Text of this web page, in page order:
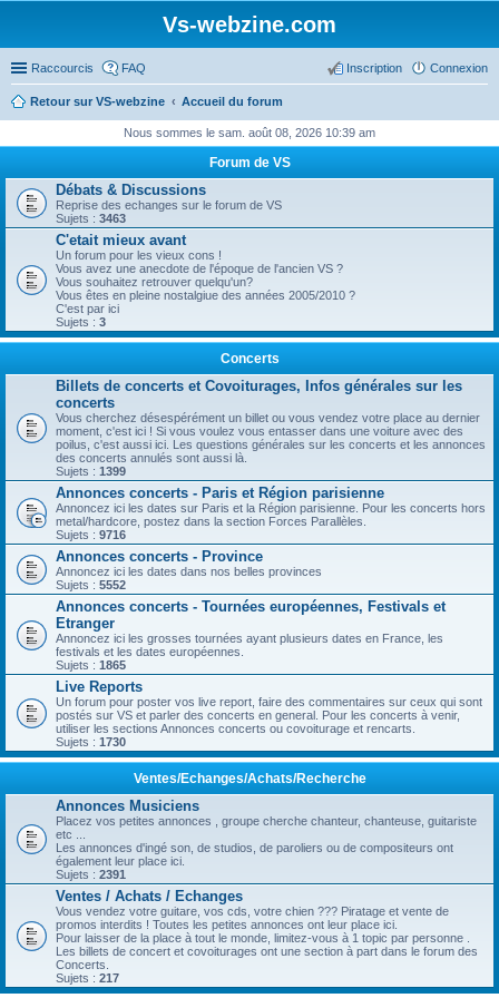
Vs-webzine.com
Raccourcis FAQ Connexion
Inscription
Retour sur VS-webzine Accueil du forum
Nous sommes le sam. août 08, 2026 10:39 am
Forum de VS
Débats & Discussions
Reprise des echanges sur le forum de VS
Sujets : 3463
C'etait mieux avant
Un forum pour les vieux cons !
Vous avez une anecdote de l'époque de l'ancien VS ?
Vous souhaitez retrouver quelqu'un?
Vous êtes en pleine nostalgiue des années 2005/2010 ?
C'est par ici
Sujets : 3
Concerts
Billets de concerts et Covoiturages, Infos générales sur les
concerts
Vous cherchez désespérément un billet ou vous vendez votre place au dernier
moment, c'est ici ! Si vous voulez vous entasser dans une voiture avec des
poilus, c'est aussi ici. Les questions générales sur les concerts et les annonces
des concerts annulés sont aussi là.
Sujets : 1399
Annonces concerts - Paris et Région parisienne
Annoncez ici les dates sur Paris et la Région parisienne. Pour les concerts hors
metal/hardcore, postez dans la section Forces Parallèles.
Sujets : 9716
Annonces concerts - Province
Annoncez ici les dates dans nos belles provinces
Sujets : 5552
Annonces concerts - Tournées européennes, Festivals et
Etranger
Annoncez ici les grosses tournées ayant plusieurs dates en France, les
festivals et les dates européennes.
Sujets : 1865
Live Reports
Un forum pour poster vos live report, faire des commentaires sur ceux qui sont
postés sur VS et parler des concerts en general. Pour les concerts à venir,
utiliser les sections Annonces concerts ou covoiturage et rencarts.
Sujets : 1730
Ventes/Echanges/Achats/Recherche
Annonces Musiciens
Placez vos petites annonces , groupe cherche chanteur, chanteuse, guitariste
etc ...
Les annonces d'ingé son, de studios, de paroliers ou de compositeurs ont
également leur place ici.
Sujets : 2391
Ventes / Achats / Echanges
Vous vendez votre guitare, vos cds, votre chien ??? Piratage et vente de
promos interdits ! Toutes les petites annonces ont leur place ici.
Pour laisser de la place à tout le monde, limitez-vous à 1 topic par personne .
Les billets de concert et covoiturages ont une section à part dans le forum des
Concerts.
Sujets : 217